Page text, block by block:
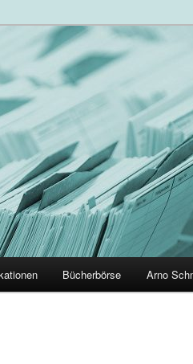
Leser
Bücherbörse Arno